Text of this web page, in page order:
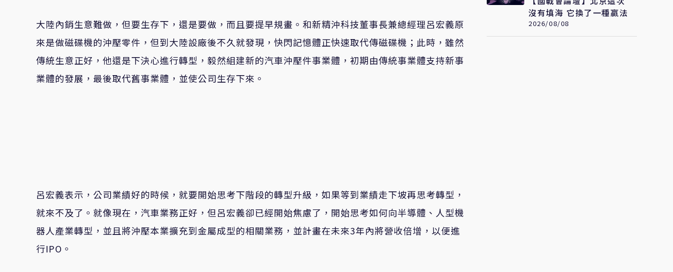
大陸內銷生意難做，但要生存下，還是要做，而且要提早規畫。和新精沖科技董事長兼總經理呂宏義原
來是做磁碟機的沖壓零件，但到大陸設廠後不久就發現，快閃記憶體正快速取代傳磁碟機；此時，雖然
傳統生意正好，他還是下決心進行轉型，毅然組建新的汽車沖壓件事業體，初期由傳統事業體支持新事
業體的發展，最後取代舊事業體，並使公司生存下來。
呂宏義表示，公司業績好的時候，就要開始思考下階段的轉型升級，如果等到業績走下坡再思考轉型，
就來不及了。就像現在，汽車業務正好，但呂宏義卻已經開始焦慮了，開始思考如何向半導體、人型機
器人產業轉型，並且將沖壓本業擴充到金屬成型的相關業務，並計畫在未來3年內將營收倍增，以便進
行IPO。
沒有填海 它換了一種贏法
2026/08/08